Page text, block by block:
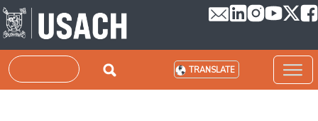
Skip to main content
Search TRANSLATE